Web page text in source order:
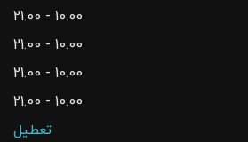
10.00 - 21.00
10.00 - 21.00
10.00 - 21.00
10.00 - 21.00
تعطیل